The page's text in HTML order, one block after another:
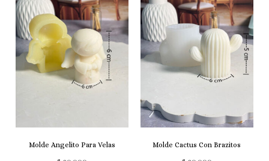
Molde Angelito Para Velas Molde Cactus Con Brazitos